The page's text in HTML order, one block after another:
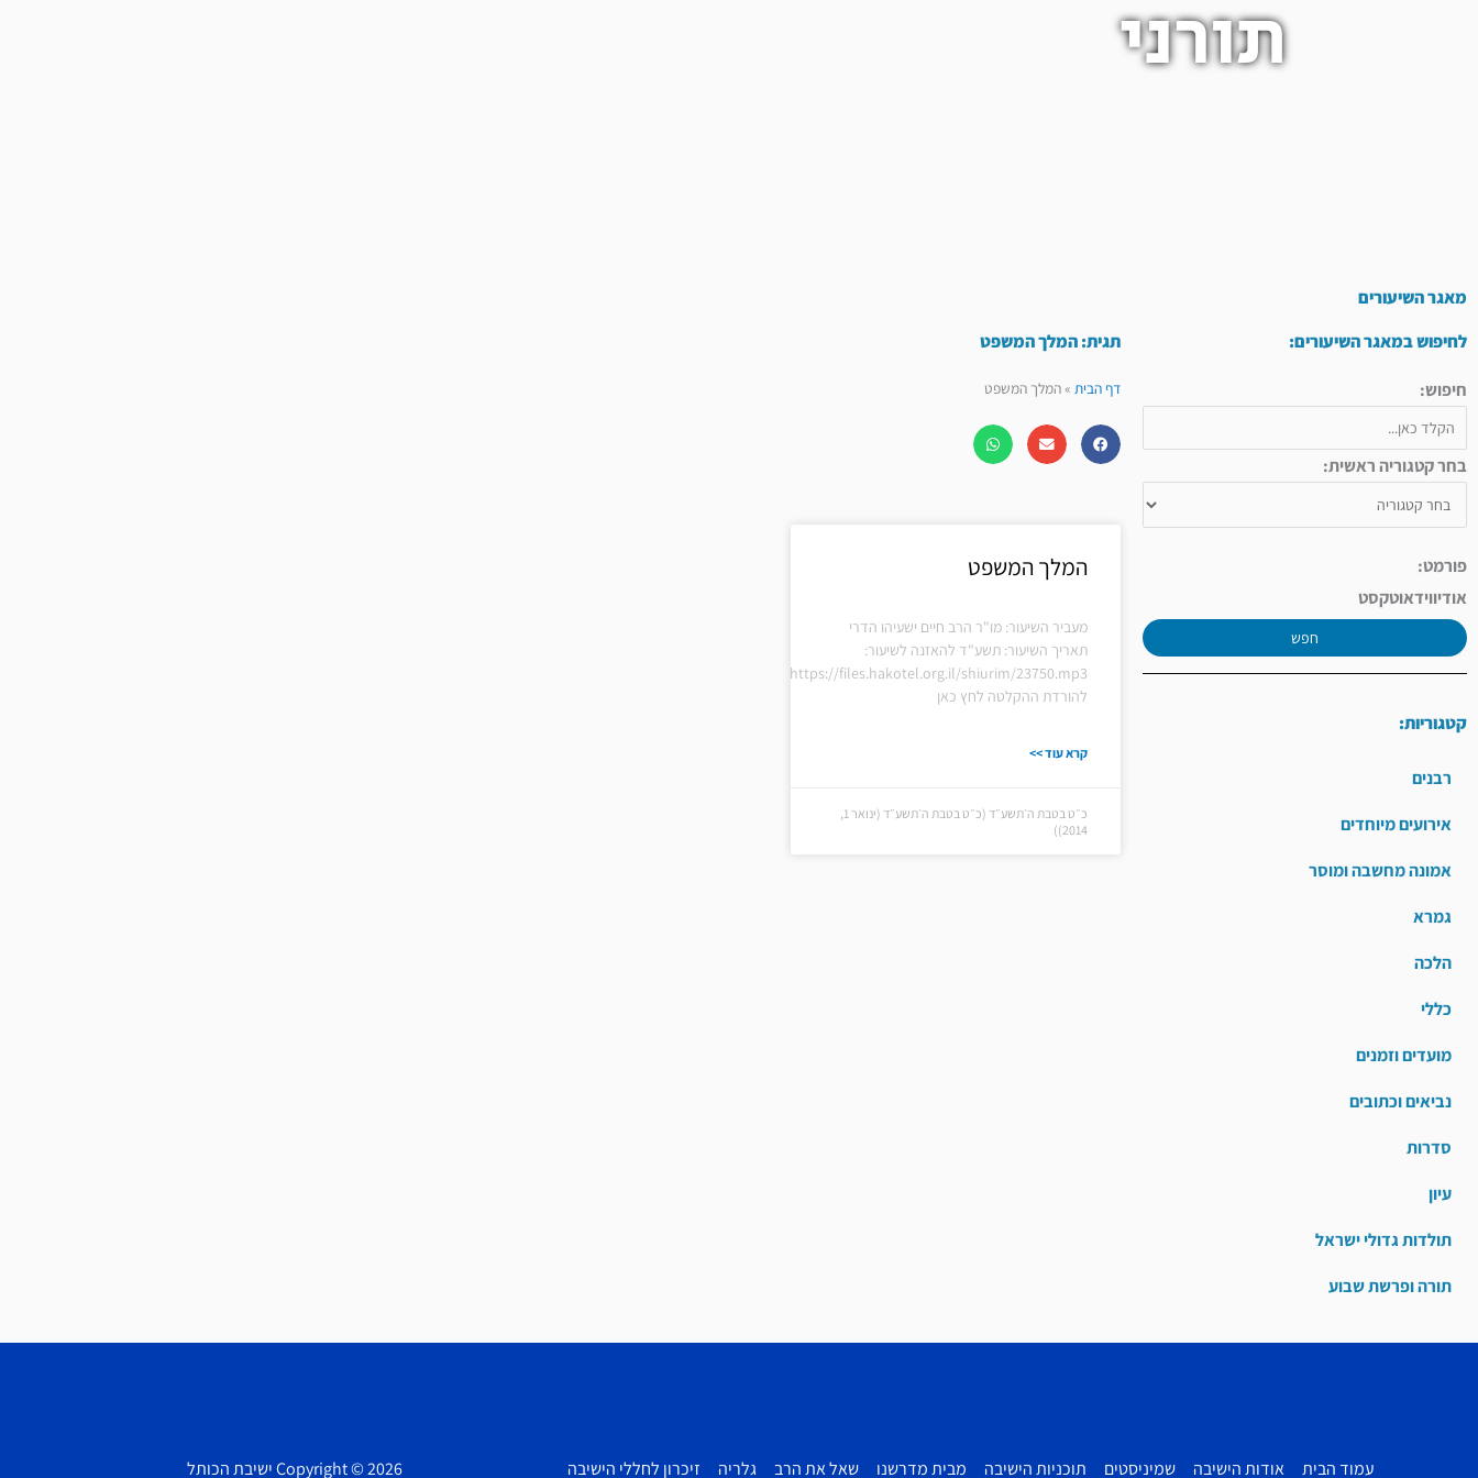
תורני
מאגר השיעורים
לחיפוש במאגר השיעורים:
חיפוש:
בחר קטגוריה ראשית:
פורמט:
אודיווידאוטקסט
חפש
קטגוריות:
רבנים
אירועים מיוחדים
אמונה מחשבה ומוסר
גמרא
הלכה
כללי
מועדים וזמנים
נביאים וכתובים
סדרות
עיון
תולדות גדולי ישראל
תורה ופרשת שבוע
תגית: המלך המשפט
דף הבית»המלך המשפט
המלך המשפט
מעביר השיעור: מו"ר הרב חיים ישעיהו הדרי
תאריך השיעור: תשע"ד להאזנה לשיעור:
https://files.hakotel.org.il/shiurim/23750.mp3
להורדת ההקלטה לחץ כאן
קרא עוד >>
כ״ט בטבת ה׳תשע״ד (כ״ט בטבת ה׳תשע״ד (ינואר 1,
2014))
עמוד הבית אודות הישיבה שמיניסטים תוכניות הישיבה מבית מדרשנו שאל את הרב גלריה זיכרון לחללי הישיבה Copyright © 2026 ישיבת הכותל